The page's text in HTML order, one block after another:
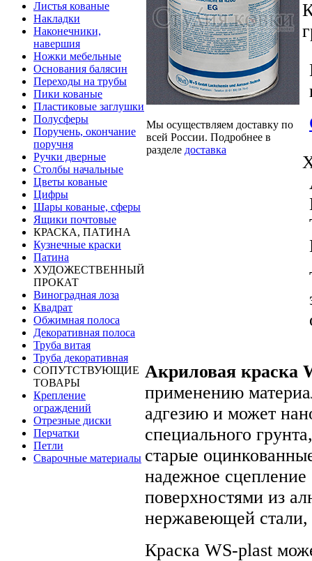
Листья кованые
Накладки
Наконечники,
навершия
Ножки мебельные
Основания балясин
Переходы на трубы
Пики кованые
Пластиковые заглушки
Полусферы
Поручень, окончание
поручня
Ручки дверные
Столбы начальные
Цветы кованые
Цифры
Шары кованые, сферы
Ящики почтовые
КРАСКА, ПАТИНА
Кузнечные краски
Патина
ХУДОЖЕСТВЕННЫЙ
ПРОКАТ
Виноградная лоза
Квадрат
Обжимная полоса
Декоративная полоса
Труба витая
Труба декоративная
СОПУТСТВУЮЩИЕ
ТОВАРЫ
Крепление
ограждений
Отрезные диски
Перчатки
Петли
Сварочные материалы
Мы осуществляем доставку по
всей России. Подробнее в
разделе доставка
Акриловая краска
применению
адгезию и может
специального
старые
надежное
поверхностями из
нержавеющей стали,
Краска WS-plast